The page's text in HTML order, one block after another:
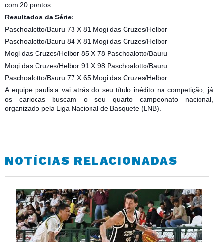
com 20 pontos.
Resultados da Série:
Paschoalotto/Bauru 73 X 81 Mogi das Cruzes/Helbor
Paschoalotto/Bauru 84 X 81 Mogi das Cruzes/Helbor
Mogi das Cruzes/Helbor 85 X 78 Paschoalotto/Bauru
Mogi das Cruzes/Helbor 91 X 98 Paschoalotto/Bauru
Paschoalotto/Bauru 77 X 65 Mogi das Cruzes/Helbor
A equipe paulista vai atrás do seu título inédito na competição, já
os cariocas buscam o seu quarto campeonato nacional,
organizado pela Liga Nacional de Basquete (LNB).
NOTÍCIAS RELACIONADAS